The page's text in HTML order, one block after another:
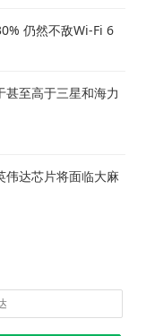
仍然不敌Wi-Fi 6
甚至高于三星和海力
伟达芯片将面临大麻